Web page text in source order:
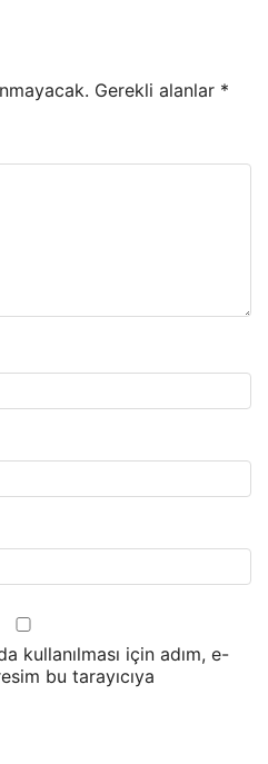
Gerekli alanlar *
kullanılması için adım, e-
bu tarayıcıya